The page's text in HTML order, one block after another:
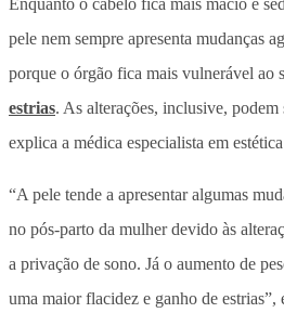
pele nem sempre apresenta mudanças
porque o órgão fica mais vulnerável ao
estrias. As alterações, inclusive,
explica a médica especialista em
“A pele tende a apresentar algumas
no pós-parto da mulher devido às
a privação de sono. Já o aumento de
uma maior flacidez e ganho de estrias”,